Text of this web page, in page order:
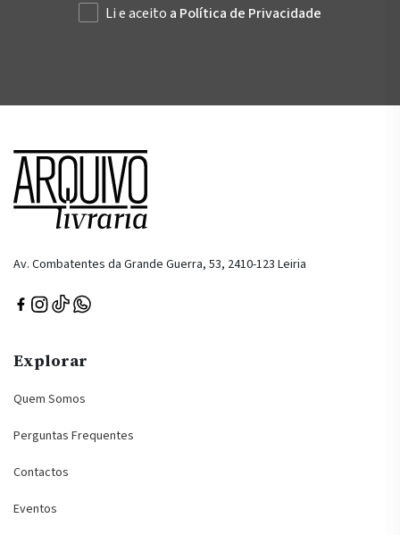
Li e aceito a Política de Privacidade
Av. Combatentes da Grande Guerra, 53, 2410-123 Leiria
Explorar
Quem Somos
Perguntas Frequentes
Contactos
Eventos